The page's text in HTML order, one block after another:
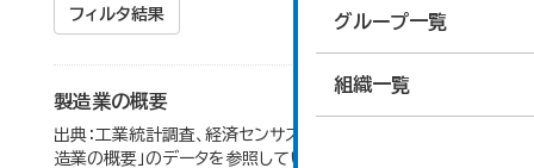
グループ一覧
組織一覧
フィルタ結果
製造業の概要
出典：工業統計調査、経済センサス。 大仙市の統計「5-7 製
造業の概要」のデータを参照しています。 2007年以前は